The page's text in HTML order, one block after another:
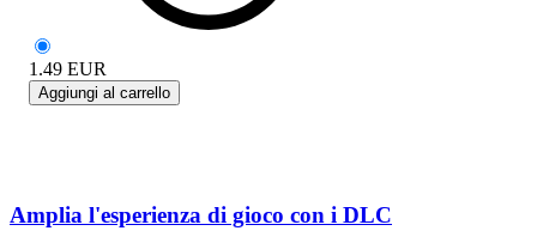
1.49 EUR
Aggiungi al carrello
Amplia l'esperienza di gioco con i DLC